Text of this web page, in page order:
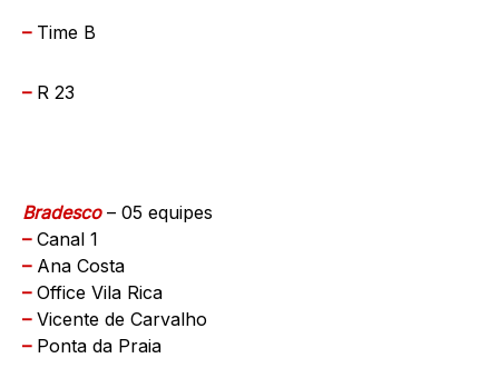
–Time B
–R 23
Bradesco– 05 equipes
– Canal 1
–Ana Costa
–Office Vila Rica
–Vicente de Carvalho
–Ponta da Praia